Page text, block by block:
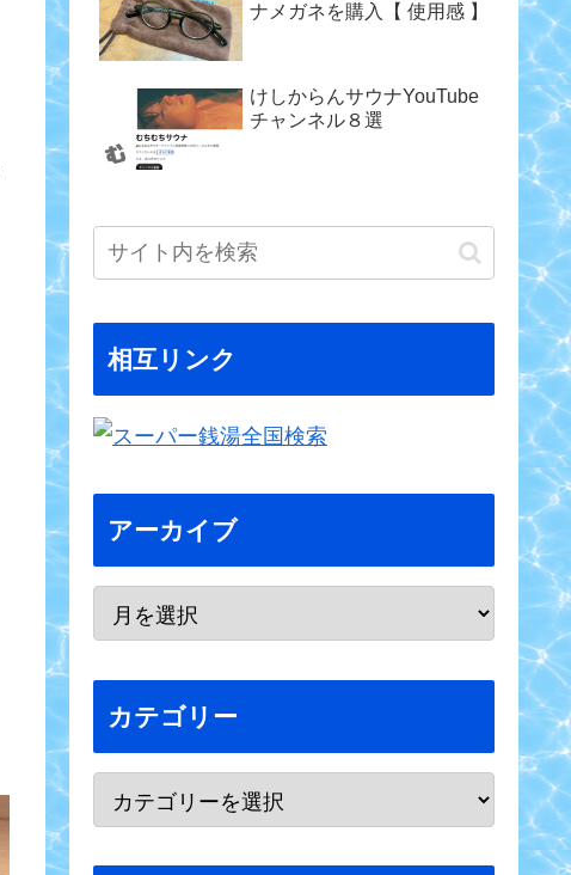
ナメガネを購入【 使用感 】
けしからんサウナYouTube
チャンネル８選
相互リンク
アーカイブ
カテゴリー